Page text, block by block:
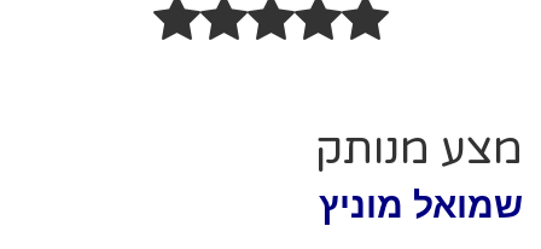
מצע מנותק
שמואל מוניץ